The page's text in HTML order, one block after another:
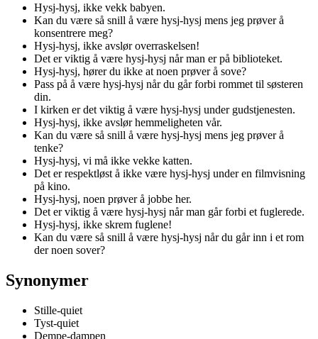
Hysj-hysj, ikke vekk babyen.
Kan du være så snill å være hysj-hysj mens jeg prøver å
konsentrere meg?
Hysj-hysj, ikke avslør overraskelsen!
Det er viktig å være hysj-hysj når man er på biblioteket.
Hysj-hysj, hører du ikke at noen prøver å sove?
Pass på å være hysj-hysj når du går forbi rommet til søsteren
din.
I kirken er det viktig å være hysj-hysj under gudstjenesten.
Hysj-hysj, ikke avslør hemmeligheten vår.
Kan du være så snill å være hysj-hysj mens jeg prøver å
tenke?
Hysj-hysj, vi må ikke vekke katten.
Det er respektløst å ikke være hysj-hysj under en filmvisning
på kino.
Hysj-hysj, noen prøver å jobbe her.
Det er viktig å være hysj-hysj når man går forbi et fuglerede.
Hysj-hysj, ikke skrem fuglene!
Kan du være så snill å være hysj-hysj når du går inn i et rom
der noen sover?
Synonymer
Stille-quiet
Tyst-quiet
Dempe-dampen